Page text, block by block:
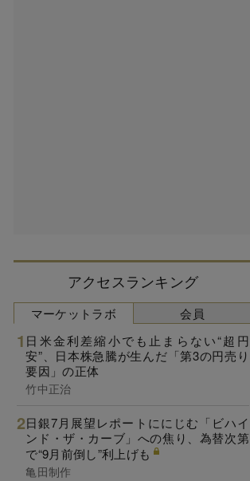
アクセスランキング
マーケットラボ
日米金利差縮小でも止まらない“超円
安”、日本株急騰が生んだ「第3の円売り
要因」の正体
竹中正治
日銀7月展望レポートににじむ「ビハイ
ンド・ザ・カーブ」への焦り、為替次第
で“9月前倒し”利上げも
亀田制作
会員